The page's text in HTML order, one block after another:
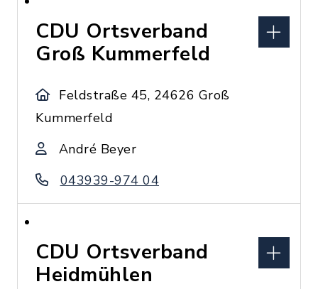
CDU Ortsverband
Groß Kummerfeld
Feldstraße 45, 24626 Groß
Kummerfeld
André Beyer
043939-974 04
CDU Ortsverband
Heidmühlen